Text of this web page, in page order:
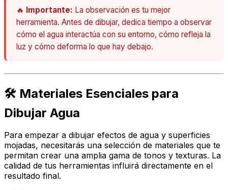
🔥 Importante: La observación es tu mejor
herramienta. Antes de dibujar, dedica tiempo a observar
cómo el agua interactúa con su entorno, cómo refleja la
luz y cómo deforma lo que hay debajo.
🛠️ Materiales Esenciales para
Dibujar Agua
Para empezar a dibujar efectos de agua y superficies
mojadas, necesitarás una selección de materiales que te
permitan crear una amplia gama de tonos y texturas. La
calidad de tus herramientas influirá directamente en el
resultado final.